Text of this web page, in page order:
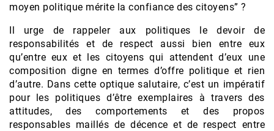
moyen politique mérite la confiance des citoyens” ?
Il urge de rappeler aux politiques le devoir de
responsabilités et de respect aussi bien entre eux
qu’entre eux et les citoyens qui attendent d’eux une
composition digne en termes d’offre politique et rien
d’autre. Dans cette optique salutaire, c’est un impératif
pour les politiques d’être exemplaires à travers des
attitudes, des comportements et des propos
responsables maillés de décence et de respect entre